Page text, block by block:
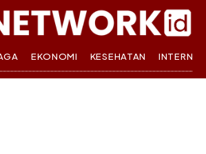
EKONOMI KESEHATAN